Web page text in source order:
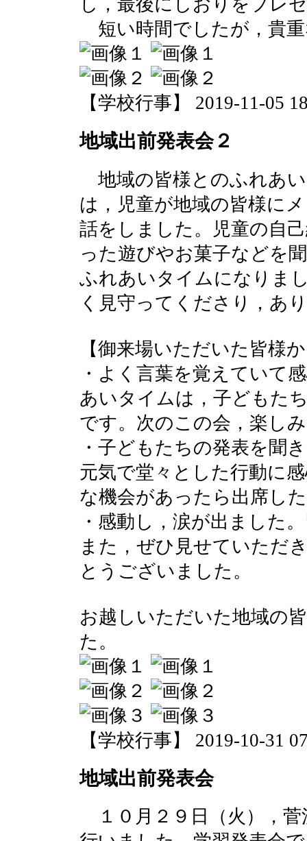
し，最後にしおりをプレ
短い時間でしたが，貴
【学校行事】 2019-11-05
地域出前発表会２
地域の皆様とのふれあ
は，児童が地域の皆様に
話をしました。児童の自
った遊びやお菓子などを
ふれあいタイムになりま
く見守ってくださり，あ
【御来場いただいた皆様
・よく言葉を覚えていて
あいタイムは，子どもた
です。次のこの会，楽し
・子どもたちの発表を聞
元気で堂々とした行動に
な機会があったら出席し
・感動し，涙が出ました
また，ぜひ見せていただ
とうございました。
お越しいただいた地域の
た。
【学校行事】 2019-10-31
地域出前発表会
１０月２９日（火），菅